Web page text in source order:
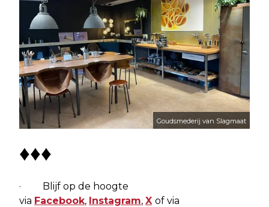
Goudsmederij van Slagmaat
♦♦♦
· Blijf op de hoogte
via Facebook, Instagram, X of via